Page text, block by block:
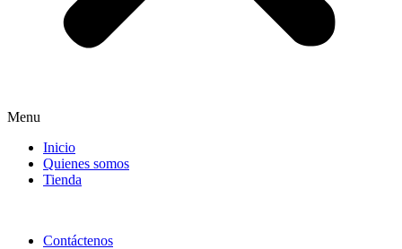
Menu
Inicio
Quienes somos
Tienda
Contáctenos